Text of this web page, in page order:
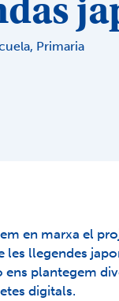
, Primaria
en marxa el
llegendes
ens plantegem
digitals.